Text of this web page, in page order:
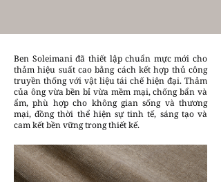
Ben Soleimani đã thiết lập chuẩn mực mới cho
thảm hiệu suất cao bằng cách kết hợp thủ công
truyền thống với vật liệu tái chế hiện đại. Thảm
của ông vừa bền bỉ vừa mềm mại, chống bẩn và
ẩm, phù hợp cho không gian sống và thương
mại, đồng thời thể hiện sự tinh tế, sáng tạo và
cam kết bền vững trong thiết kế.